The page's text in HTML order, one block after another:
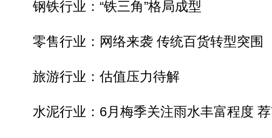
钢铁行业：“铁三角”格局成型
零售行业：网络来袭 传统百货转型突围
旅游行业：估值压力待解
水泥行业：6月梅季关注雨水丰富程度